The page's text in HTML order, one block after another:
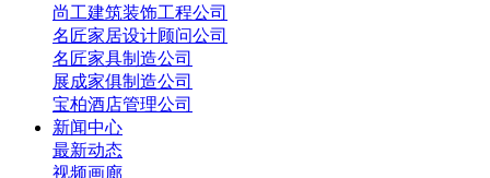
尚工建筑装饰工程公司
名匠家居设计顾问公司
名匠家具制造公司
展成家俱制造公司
宝柏酒店管理公司
新闻中心
最新动态
视频画廊